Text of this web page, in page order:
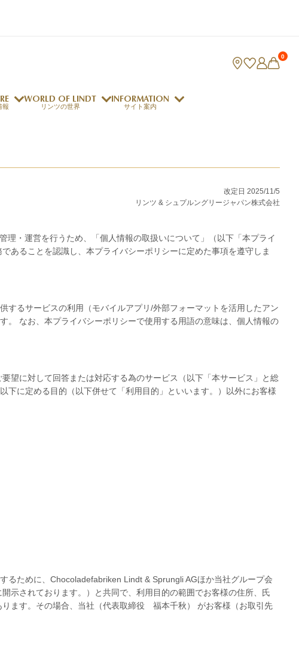
0
プラリネ クレマジェラータ
報
My Lindt Club
WORLD OF LINDT
リンツの世界
ロジャーフェデラー
INFORMATION
サイト案内
改定日 2025/11/5
リンツ & シュプルングリージャパン株式会社
・運営を行うため、「個人情報の取扱いについて」（以下「本プライ
あることを認識し、本プライバシーポリシーに定めた事項を遵守しま
するサービスの利用（モバイルアプリ/外部フォーマットを活用したアン
。 なお、本プライバシーポリシーで使用する用語の意味は、個人情報の
望に対して回答または対応する為のサービス（以下「本サービス」と総
に定める目的（以下併せて「利用目的」といいます。）以外にお客様
るために、Chocoladefabriken Lindt & Sprungli AGほか当社グループ会
示されております。）と共同で、利用目的の範囲でお客様の住所、氏
ます。その場合、当社（代表取締役 福本千秋） がお客様（お取引先